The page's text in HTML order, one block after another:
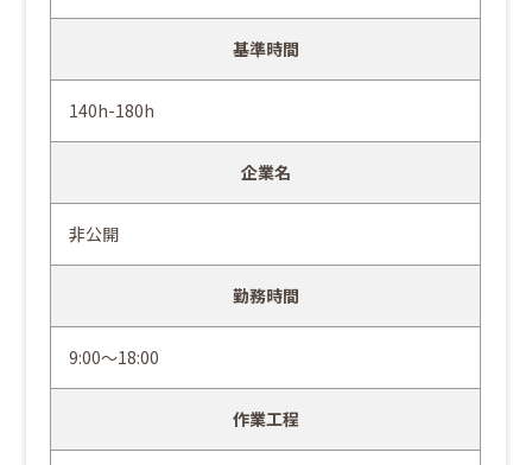
基準時間
140h-180h
企業名
非公開
勤務時間
9:00～18:00
作業工程